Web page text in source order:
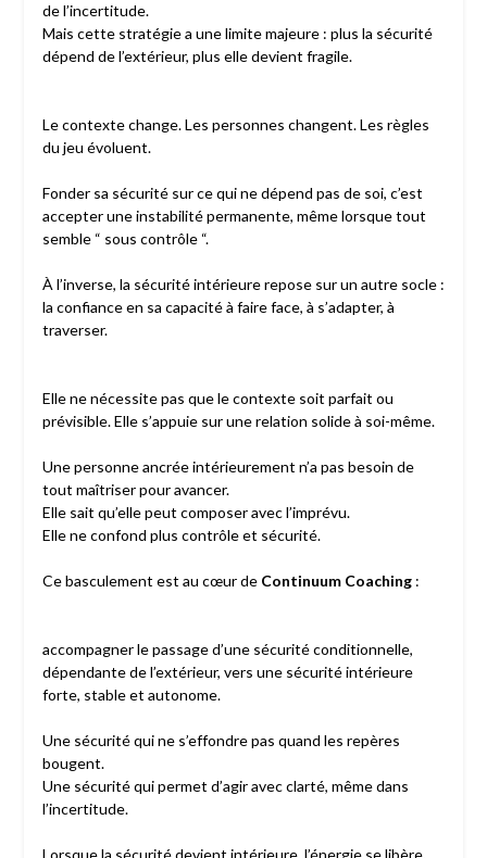
de l’incertitude.
Mais cette stratégie a une limite majeure : plus la sécurité
dépend de l’extérieur, plus elle devient fragile.
Le contexte change. Les personnes changent. Les règles
du jeu évoluent.
Fonder sa sécurité sur ce qui ne dépend pas de soi, c’est
accepter une instabilité permanente, même lorsque tout
semble “ sous contrôle “.
À l’inverse, la sécurité intérieure repose sur un autre socle :
la confiance en sa capacité à faire face, à s’adapter, à
traverser.
Elle ne nécessite pas que le contexte soit parfait ou
prévisible. Elle s’appuie sur une relation solide à soi-même.
Une personne ancrée intérieurement n’a pas besoin de
tout maîtriser pour avancer.
Elle sait qu’elle peut composer avec l’imprévu.
Elle ne confond plus contrôle et sécurité.
Ce basculement est au cœur de Continuum Coaching:
accompagner le passage d’une sécurité conditionnelle,
dépendante de l’extérieur, vers une sécurité intérieure
forte, stable et autonome.
Une sécurité qui ne s’effondre pas quand les repères
bougent.
Une sécurité qui permet d’agir avec clarté, même dans
l’incertitude.